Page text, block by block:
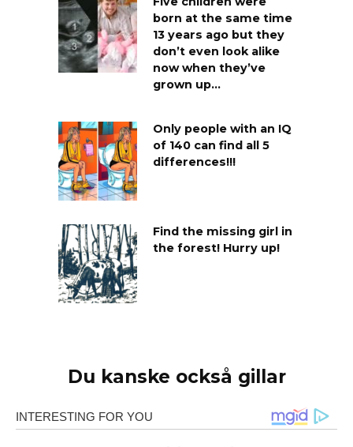
born at the same time
13 years ago but they
don’t even look alike
now when they’ve
grown up…
Only people with an IQ
of 140 can find all 5
differences!!!
Find the missing girl in
the forest! Hurry up!
Du kanske också gillar